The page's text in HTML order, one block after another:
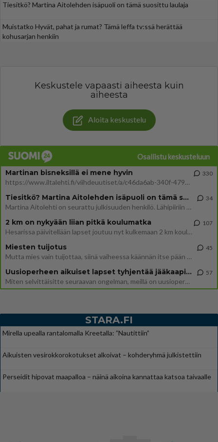
Tiesitkö? Martina Aitolehden isäpuoli on tämä suosittu laulaja
Muistatko Hyvät, pahat ja rumat? Tämä leffa tv:ssä herättää
kohusarjan henkiin
Keskustele vapaasti aiheesta kuin
aiheesta
Aloita keskustelu
Osallistu keskusteluun
Martinan bisneksillä ei mene hyvin
https://www.iltalehti.fi/viihdeuutiset/a/c46da6ab-340f-4790-aaa7-0865eed2336 Yrityksen konkurssihakemus on tullut kärä
330
Tiesitkö? Martina Aitolehden isäpuoli on tämä suosittu laulaja
Martina Aitolehti on seurattu julkisuuden henkilö. Lähipiiriin mahtuu muitakin tunnettuja henkilöitä. Tiesitkö, että Ma
34
2 km on nykyään liian pitkä koulumatka
Hesarissa päivitellään lapset joutuu nyt kulkemaan 2 km kouluun jösses. Ruostefillarilla tuo matka menee vaikka miten äk
107
Miesten tuijotus
Mutta mies vain tuijottaa, siinä vaiheessa käännän itse pään pois. Mikä juttu? Yleensä jos joku tuijottaa tai katsoo, hä
45
Uusioperheen aikuiset lapset tyhjentää jääkaapin käydessään
Miten selvittäisitte seuraavan ongelman, meillä on uusioperhe, minulla teini-ikäiset lapset ja puolisolla aikuiset, jotk
57
STARA.FI
Mirella upealla rantalomalla Kreetalla: ”Nautittiin”
Aikuisten vesirokkorokotukset alkoivat – kohderyhmä julkistettiin
Perseidit hipovat maapalloa – näinä aikoina kannattaa katsoa taivaalle